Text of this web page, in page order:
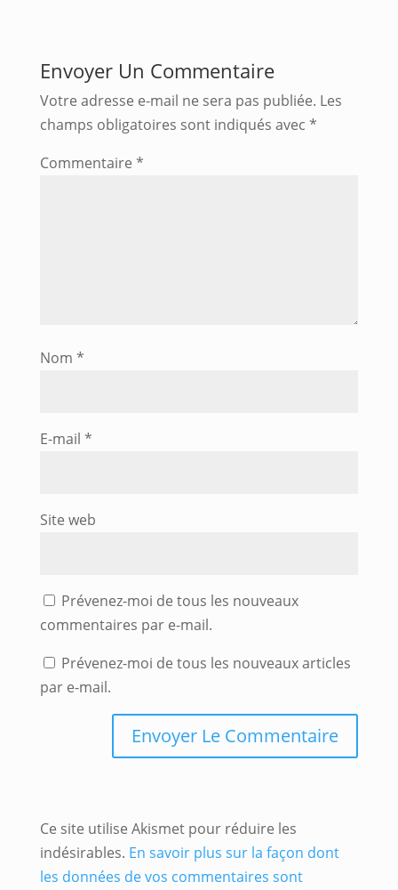
Envoyer Un Commentaire
Votre adresse e-mail ne sera pas publiée. Les
champs obligatoires sont indiqués avec *
Commentaire *
Nom *
E-mail *
Site web
Prévenez-moi de tous les nouveaux
commentaires par e-mail.
Prévenez-moi de tous les nouveaux articles
par e-mail.
Ce site utilise Akismet pour réduire les
indésirables. En savoir plus sur la façon dont
les données de vos commentaires sont